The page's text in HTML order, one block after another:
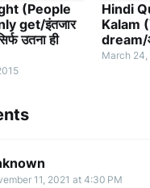
(People
get/इंतजार
उतना ही
Hindi
Kalam
dream/
March 24,
11, 2021 at 4:30 PM